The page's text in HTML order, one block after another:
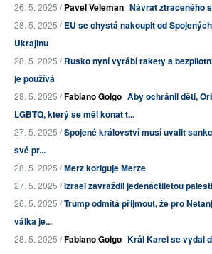
26. 5. 2025 /Pavel Veleman Návrat ztraceného
28. 5. 2025 /EU se chystá nakoupit od
Ukrajinu
28. 5. 2025 /Rusko nyní vyrábí rakety a
je používá
28. 5. 2025 /Fabiano Golgo Aby ochránil děti,
LGBTQ, který se měl konat t...
27. 5. 2025 /Spojené království musí uvalit
své pr...
28. 5. 2025 /Merz koriguje Merze
27. 5. 2025 /Izrael zavraždil jedenáctiletou
26. 5. 2025 /Trump odmítá přijmout, že pro
válka je...
28. 5. 2025 /Fabiano Golgo Král Karel se vydal